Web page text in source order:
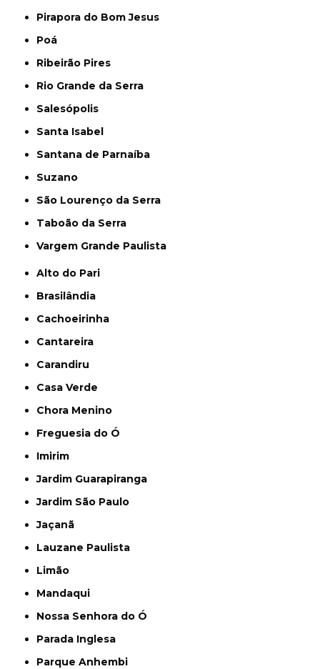
Pirapora do Bom Jesus
Poá
Ribeirão Pires
Rio Grande da Serra
Salesópolis
Santa Isabel
Santana de Parnaíba
Suzano
São Lourenço da Serra
Taboão da Serra
Vargem Grande Paulista
Alto do Pari
Brasilândia
Cachoeirinha
Cantareira
Carandiru
Casa Verde
Chora Menino
Freguesia do Ó
Imirim
Jardim Guarapiranga
Jardim São Paulo
Jaçanã
Lauzane Paulista
Limão
Mandaqui
Nossa Senhora do Ó
Parada Inglesa
Parque Anhembi